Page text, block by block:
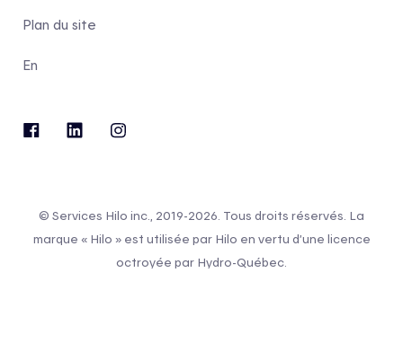
Plan du site
En
© Services Hilo inc., 2019-2026. Tous droits réservés. La
marque « Hilo » est utilisée par Hilo en vertu d’une licence
octroyée par Hydro-Québec.